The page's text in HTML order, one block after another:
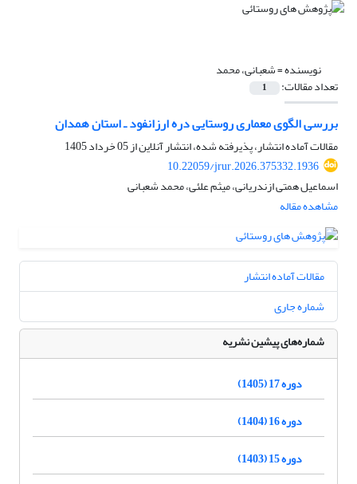
نویسنده =شعبانی، محمد
تعداد مقالات: 1
بررسی الگوی معماری روستایی دره ارزانفود ـ استان همدان
مقالات آماده انتشار، پذیرفته شده، انتشار آنلاین از05 خرداد 1405
10.22059/jrur.2026.375332.1936
اسماعیل همتی ازندریانی، میثم علئی، محمد شعبانی
مشاهده مقاله
مقالات آماده انتشار
شماره جاری
شماره‌های پیشین نشریه
دوره 17 (1405)
دوره 16 (1404)
دوره 15 (1403)